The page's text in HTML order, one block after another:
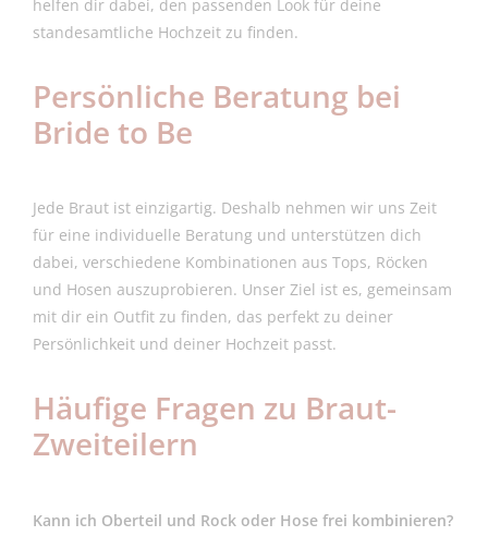
helfen dir dabei, den passenden Look für deine
standesamtliche Hochzeit zu finden.
Persönliche Beratung bei
Bride to Be
Jede Braut ist einzigartig. Deshalb nehmen wir uns Zeit
für eine individuelle Beratung und unterstützen dich
dabei, verschiedene Kombinationen aus Tops, Röcken
und Hosen auszuprobieren. Unser Ziel ist es, gemeinsam
mit dir ein Outfit zu finden, das perfekt zu deiner
Persönlichkeit und deiner Hochzeit passt.
Häufige Fragen zu Braut-
Zweiteilern
Kann ich Oberteil und Rock oder Hose frei kombinieren?